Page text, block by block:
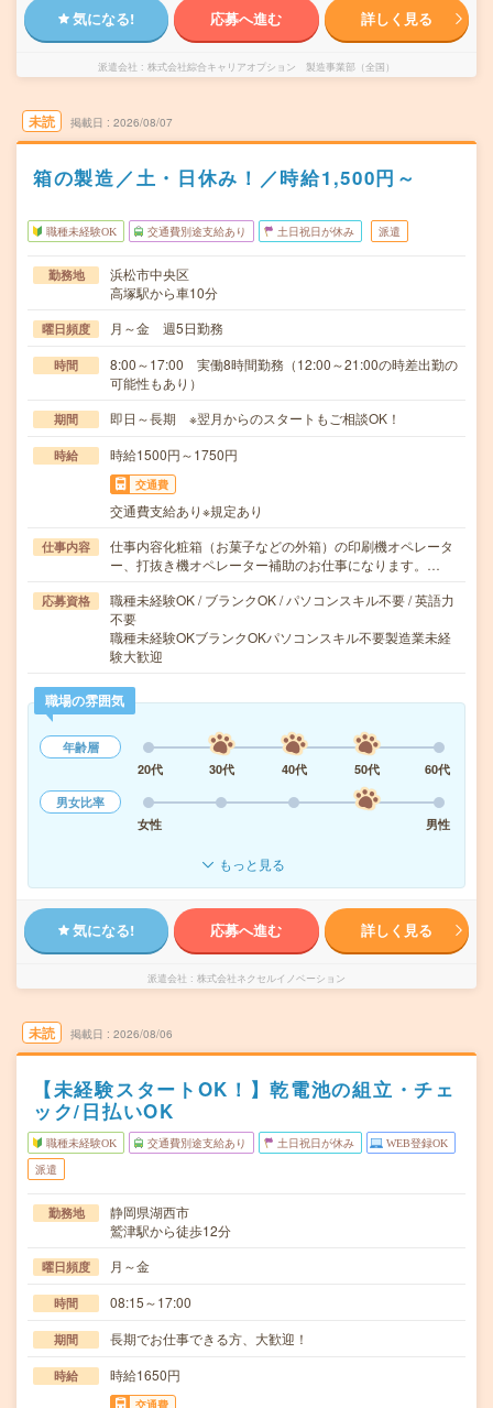
気になる! 応募へ進む 詳しく見る
派遣会社 株式会社綜合キャリアオプション 製造事業部（全国）
未読 掲載日 2026/08/07
箱の製造／土・日休み！／時給1,500円～
職種未経験OK 交通費別途支給あり 土日祝日が休み 派遣
勤務地
浜松市中央区
高塚駅から車10分
曜日頻度 月～金 週5日勤務
時間
8:00～17:00 実働8時間勤務（12:00～21:00の時差出勤の
可能性もあり）
期間 即日～長期 ※翌月からのスタートもご相談OK！
時給 時給1500円～1750円
交通費
交通費支給あり※規定あり
仕事内容
仕事内容化粧箱（お菓子などの外箱）の印刷機オペレータ
ー、打抜き機オペレーター補助のお仕事になります。…
応募資格
職種未経験OK / ブランクOK / パソコンスキル不要 / 英語力
不要
職種未経験OKブランクOKパソコンスキル不要製造業未経
験大歓迎
職場の雰囲気
年齢層
20代
30代 40代 50代
60代
男女比率
女性
男性
もっと見る
気になる! 応募へ進む 詳しく見る
派遣会社 株式会社ネクセルイノベーション
未読 掲載日 2026/08/06
【未経験スタートOK！】乾電池の組立・チェ
ック/日払いOK
職種未経験OK 交通費別途支給あり 土日祝日が休み WEB登録OK
派遣
勤務地
静岡県湖西市
鷲津駅から徒歩12分
曜日頻度 月～金
時間 08:15～17:00
期間 長期でお仕事できる方、大歓迎！
時給 時給1650円
交通費